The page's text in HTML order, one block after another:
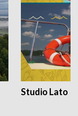
Studio Lato